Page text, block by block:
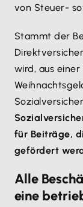
von Steuer-
Stammt der
wird, aus
für Beiträge,
gefördert
Alle
eine